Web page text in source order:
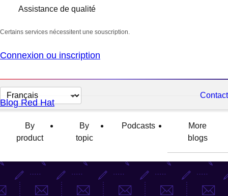
Assistance de qualité
Certains services nécessitent une souscription.
Connexion ou inscription
Changer
la
langue
Contact
Blog Red Hat
By
product
By
topic
Podcasts
More
blogs